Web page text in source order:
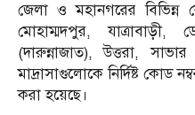
জেলা ও মহানগরের বিভিন্ন
মোহাম্মদপুর, যাত্রাবাড়ী,
(দারুন্নাজাত), উত্তরা,
মাদ্রাসাগুলোকে নির্দিষ্ট কোড
করা হয়েছে।